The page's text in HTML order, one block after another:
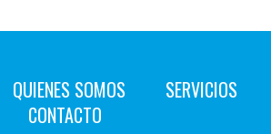
QUIENES SOMOS
SERVICIOS
CONTACTO